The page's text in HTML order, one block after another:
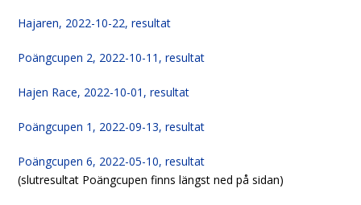
Hajaren, 2022-10-22, resultat
Poängcupen 2, 2022-10-11, resultat
Hajen Race, 2022-10-01, resultat
Poängcupen 1, 2022-09-13, resultat
Poängcupen 6, 2022-05-10, resultat
(slutresultat Poängcupen finns längst ned på sidan)